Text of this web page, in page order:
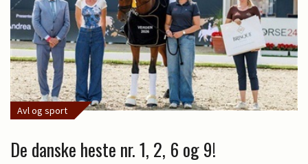
Avl og sport
De danske heste nr. 1, 2, 6 og 9!